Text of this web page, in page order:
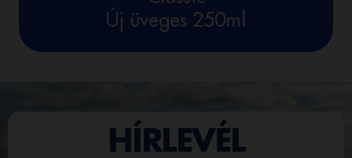
Új üveges 250ml
HÍRLEVÉL